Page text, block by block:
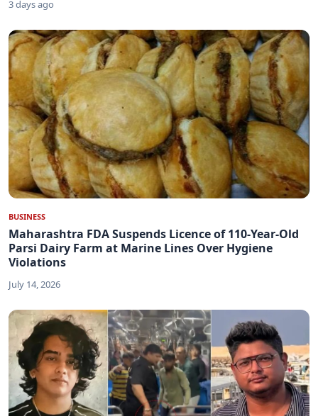
3 days ago
BUSINESS
Maharashtra FDA Suspends Licence of 110-Year-Old
Parsi Dairy Farm at Marine Lines Over Hygiene
Violations
July 14, 2026